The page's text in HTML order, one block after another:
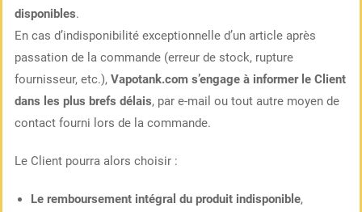
disponibles.
En cas d’indisponibilité exceptionnelle d’un article après
passation de la commande (erreur de stock, rupture
fournisseur, etc.), Vapotank.com s’engage à informer le Client
dans les plus brefs délais, par e-mail ou tout autre moyen de
contact fourni lors de la commande.
Le Client pourra alors choisir :
Le remboursement intégral du produit indisponible,